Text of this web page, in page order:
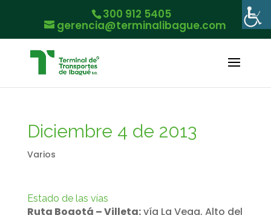
300 912 5405
gerencia@terminalibague.com
Diciembre 4 de 2013
Varios
Estado de las vías
Ruta Bogotá – Villeta:vía La Vega, Alto del